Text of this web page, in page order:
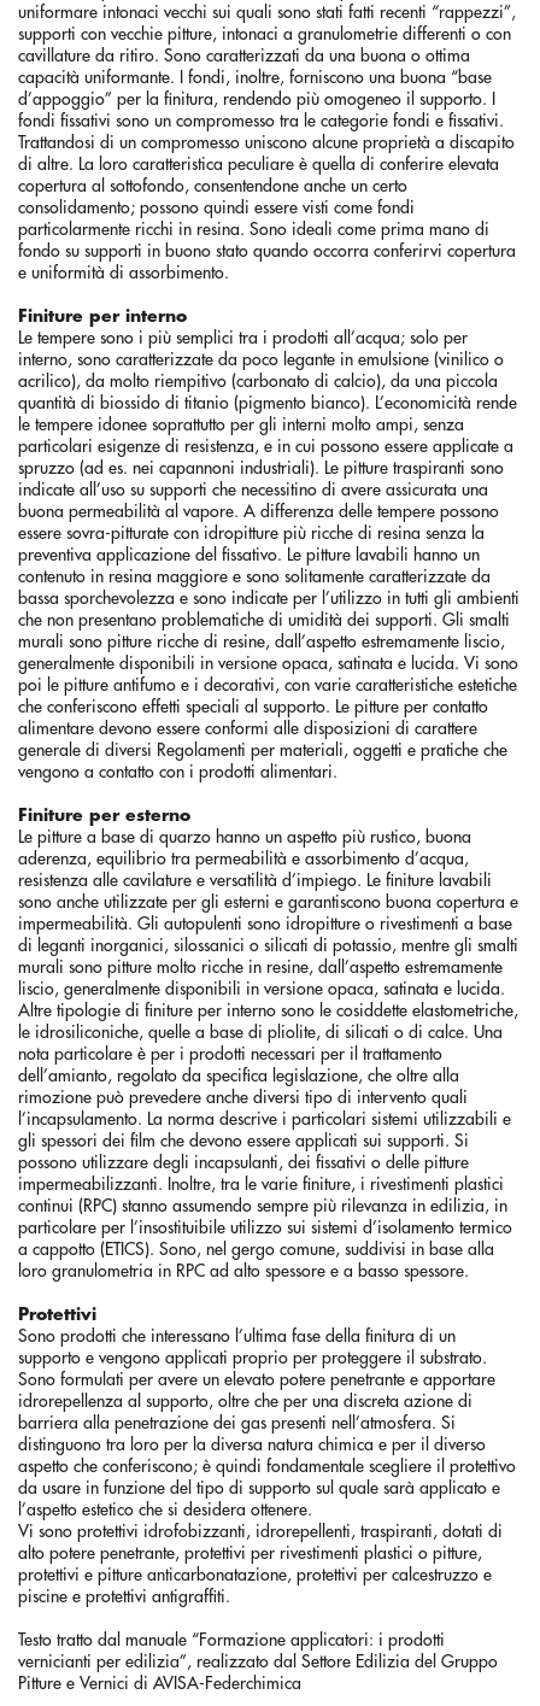
uniformare intonaci vecchi sui quali sono stati fatti recenti “rappezzi”,
supporti con vecchie pitture, intonaci a granulometrie differenti o con
cavillature da ritiro. Sono caratterizzati da una buona o ottima
capacità uniformante. I fondi, inoltre, forniscono una buona “base
d’appoggio” per la finitura, rendendo più omogeneo il supporto. I
fondi fissativi sono un compromesso tra le categorie fondi e fissativi.
Trattandosi di un compromesso uniscono alcune proprietà a discapito
di altre. La loro caratteristica peculiare è quella di conferire elevata
copertura al sottofondo, consentendone anche un certo
consolidamento; possono quindi essere visti come fondi
particolarmente ricchi in resina. Sono ideali come prima mano di
fondo su supporti in buono stato quando occorra conferirvi copertura
e uniformità di assorbimento.
Finiture per interno
Le tempere sono i più semplici tra i prodotti all’acqua; solo per
interno, sono caratterizzate da poco legante in emulsione (vinilico o
acrilico), da molto riempitivo (carbonato di calcio), da una piccola
quantità di biossido di titanio (pigmento bianco). L’economicità rende
le tempere idonee soprattutto per gli interni molto ampi, senza
particolari esigenze di resistenza, e in cui possono essere applicate a
spruzzo (ad es. nei capannoni industriali). Le pitture traspiranti sono
indicate all’uso su supporti che necessitino di avere assicurata una
buona permeabilità al vapore. A differenza delle tempere possono
essere sovra-pitturate con idropitture più ricche di resina senza la
preventiva applicazione del fissativo. Le pitture lavabili hanno un
contenuto in resina maggiore e sono solitamente caratterizzate da
bassa sporchevolezza e sono indicate per l’utilizzo in tutti gli ambienti
che non presentano problematiche di umidità dei supporti. Gli smalti
murali sono pitture ricche di resine, dall’aspetto estremamente liscio,
generalmente disponibili in versione opaca, satinata e lucida. Vi sono
poi le pitture antifumo e i decorativi, con varie caratteristiche estetiche
che conferiscono effetti speciali al supporto. Le pitture per contatto
alimentare devono essere conformi alle disposizioni di carattere
generale di diversi Regolamenti per materiali, oggetti e pratiche che
vengono a contatto con i prodotti alimentari.
Finiture per esterno
Le pitture a base di quarzo hanno un aspetto più rustico, buona
aderenza, equilibrio tra permeabilità e assorbimento d’acqua,
resistenza alle cavilature e versatilità d’impiego. Le finiture lavabili
sono anche utilizzate per gli esterni e garantiscono buona copertura e
impermeabilità. Gli autopulenti sono idropitture o rivestimenti a base
di leganti inorganici, silossanici o silicati di potassio, mentre gli smalti
murali sono pitture molto ricche in resine, dall’aspetto estremamente
liscio, generalmente disponibili in versione opaca, satinata e lucida.
Altre tipologie di finiture per interno sono le cosiddette elastometriche,
le idrosiliconiche, quelle a base di pliolite, di silicati o di calce. Una
nota particolare è per i prodotti necessari per il trattamento
dell’amianto, regolato da specifica legislazione, che oltre alla
rimozione può prevedere anche diversi tipo di intervento quali
l’incapsulamento. La norma descrive i particolari sistemi utilizzabili e
gli spessori dei film che devono essere applicati sui supporti. Si
possono utilizzare degli incapsulanti, dei fissativi o delle pitture
impermeabilizzanti. Inoltre, tra le varie finiture, i rivestimenti plastici
continui (RPC) stanno assumendo sempre più rilevanza in edilizia, in
particolare per l’insostituibile utilizzo sui sistemi d’isolamento termico
a cappotto (ETICS). Sono, nel gergo comune, suddivisi in base alla
loro granulometria in RPC ad alto spessore e a basso spessore.
Protettivi
Sono prodotti che interessano l’ultima fase della finitura di un
supporto e vengono applicati proprio per proteggere il substrato.
Sono formulati per avere un elevato potere penetrante e apportare
idrorepellenza al supporto, oltre che per una discreta azione di
barriera alla penetrazione dei gas presenti nell’atmosfera. Si
distinguono tra loro per la diversa natura chimica e per il diverso
aspetto che conferiscono; è quindi fondamentale scegliere il protettivo
da usare in funzione del tipo di supporto sul quale sarà applicato e
l’aspetto estetico che si desidera ottenere.
Vi sono protettivi idrofobizzanti, idrorepellenti, traspiranti, dotati di
alto potere penetrante, protettivi per rivestimenti plastici o pitture,
protettivi e pitture anticarbonatazione, protettivi per calcestruzzo e
piscine e protettivi antigraffiti.
Testo tratto dal manuale “Formazione applicatori: i prodotti
vernicianti per edilizia”, realizzato dal Settore Edilizia del Gruppo
Pitture e Vernici di AVISA-Federchimica